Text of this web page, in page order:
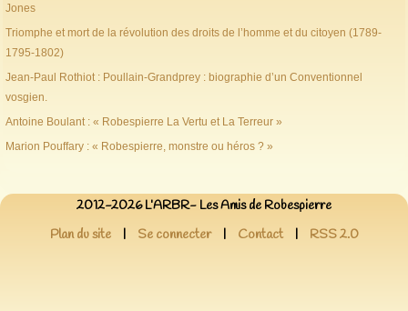
Jones
Triomphe et mort de la révolution des droits de l’homme et du citoyen (1789-
1795-1802)
Jean-Paul Rothiot : Poullain-Grandprey : biographie d’un Conventionnel
vosgien.
Antoine Boulant : « Robespierre La Vertu et La Terreur »
Marion Pouffary : « Robespierre, monstre ou héros ? »
2012-2026 L’ARBR- Les Amis de Robespierre
Plan du site
| Se connecter | Contact | RSS 2.0